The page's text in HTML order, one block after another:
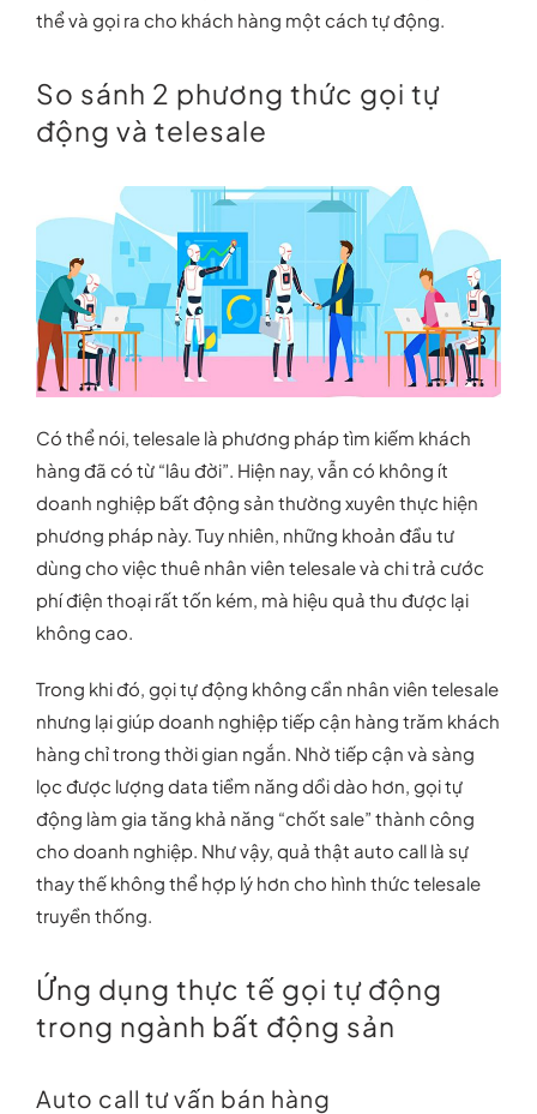
thể và gọi ra cho khách hàng một cách tự động.
So sánh 2 phương thức gọi tự
động và telesale
Có thể nói, telesale là phương pháp tìm kiếm khách
hàng đã có từ “lâu đời”. Hiện nay, vẫn có không ít
doanh nghiệp bất động sản thường xuyên thực hiện
phương pháp này. Tuy nhiên, những khoản đầu tư
dùng cho việc thuê nhân viên telesale và chi trả cước
phí điện thoại rất tốn kém, mà hiệu quả thu được lại
không cao.
Trong khi đó, gọi tự động không cần nhân viên telesale
nhưng lại giúp doanh nghiệp tiếp cận hàng trăm khách
hàng chỉ trong thời gian ngắn. Nhờ tiếp cận và sàng
lọc được lượng data tiềm năng dồi dào hơn, gọi tự
động làm gia tăng khả năng “chốt sale” thành công
cho doanh nghiệp. Như vậy, quả thật auto call là sự
thay thế không thể hợp lý hơn cho hình thức telesale
truyền thống.
Ứng dụng thực tế gọi tự động
trong ngành bất động sản
Auto call tư vấn bán hàng